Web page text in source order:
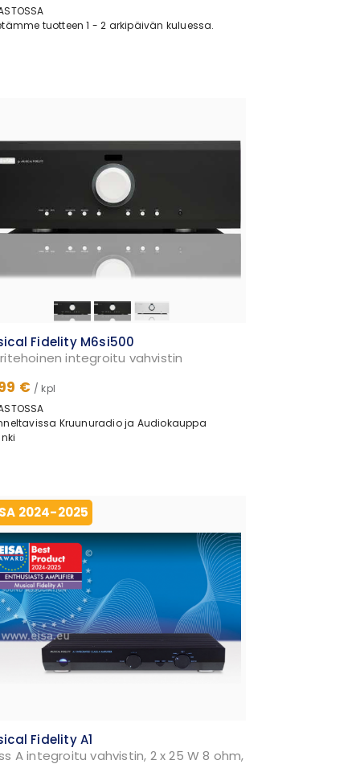
tuotteen 1 - 2 arkipäivän kuluessa.
Fidelity M6si500
integroitu vahvistin
€ / kpl
Kruunuradio ja Audiokauppa
2024-2025
Fidelity A1
A integroitu vahvistin, 2 x 25 W 8 ohm,